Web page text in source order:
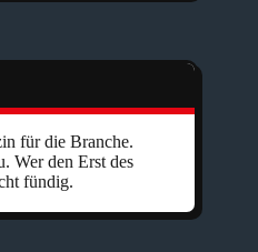
für die Branche.
Wer den Erst des
fündig.